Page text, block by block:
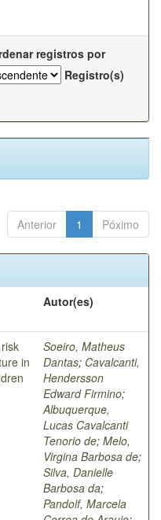
registros por
Registro(s)
Anterior 1 Póximo
Autor(es)
in
Soeiro, Matheus
Dantas; Cavalcanti,
Hendersson
Edward Firmino;
Albuquerque,
Lucas Cavalcanti
Tenorio de; Melo,
Virgina Barbosa de;
Silva, Danielle
Barbosa da;
Pandolf, Marcela